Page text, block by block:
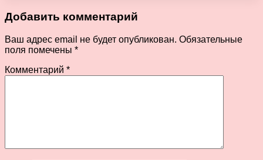
Добавить комментарий
Ваш адрес email не будет опубликован. Обязательные
поля помечены *
Комментарий *